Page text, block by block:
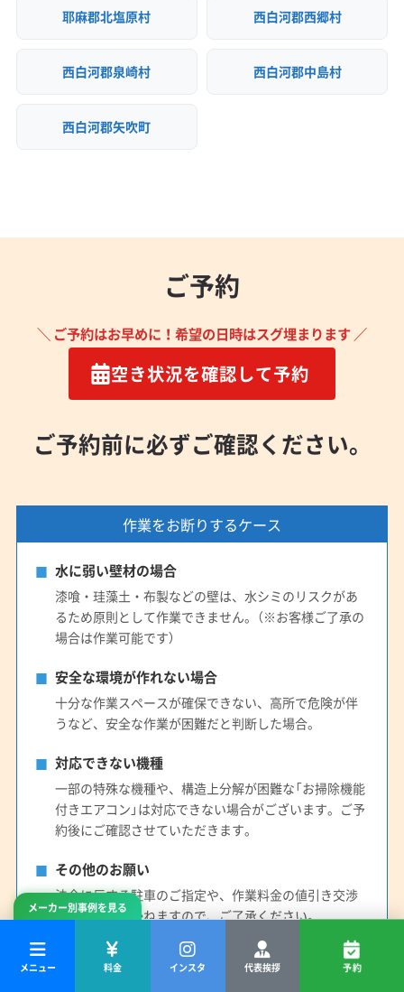
耶麻郡北塩原村 西白河郡西郷村
西白河郡泉崎村 西白河郡中島村
西白河郡矢吹町
メーカー別事例を見る
メニュー 料金 インスタ 代表挨拶 予約
ご予約
＼ ご予約はお早めに！希望の日時はスグ埋まります ／
空き状況を確認して予約
ご予約前に必ずご確認ください。
作業をお断りするケース
水に弱い壁材の場合
漆喰・珪藻土・布製などの壁は、水シミのリスクがあ
るため原則として作業できません。（※お客様ご了承の
場合は作業可能です）
安全な環境が作れない場合
十分な作業スペースが確保できない、高所で危険が伴
うなど、安全な作業が困難だと判断した場合。
対応できない機種
一部の特殊な機種や、構造上分解が困難な「お掃除機能
付きエアコン」は対応できない場合がございます。ご予
約後にご確認させていただきます。
その他のお願い
法令に反する駐車のご指定や、作業料金の値引き交渉
はお受けできかねますので、ご了承ください。
作業当日のご協力のお願い